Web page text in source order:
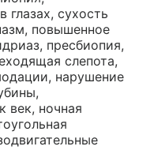
глазах, сухость
повышенное
пресбиопия,
слепота,
нарушение
век, ночная